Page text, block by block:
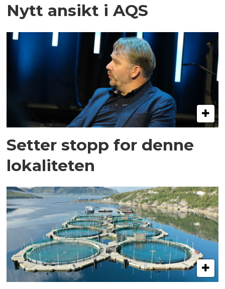
Nytt ansikt i AQS
Setter stopp for denne
lokaliteten